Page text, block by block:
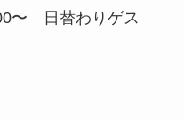
〜 日替わりゲス